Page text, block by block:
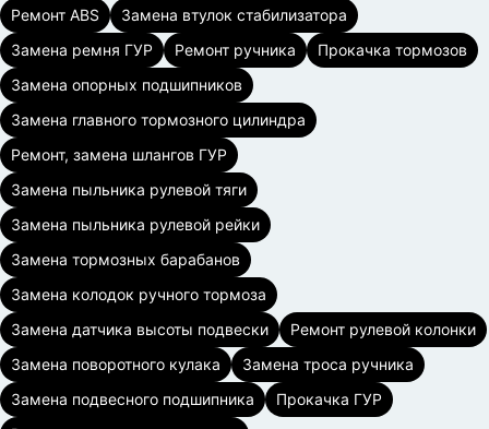
Ремонт ABS
Замена втулок стабилизатора
Замена ремня ГУР
Ремонт ручника
Прокачка тормозов
Замена опорных подшипников
Замена главного тормозного цилиндра
Ремонт, замена шлангов ГУР
Замена пыльника рулевой тяги
Замена пыльника рулевой рейки
Замена тормозных барабанов
Замена колодок ручного тормоза
Замена датчика высоты подвески
Ремонт рулевой колонки
Замена поворотного кулака
Замена троса ручника
Замена подвесного подшипника
Прокачка ГУР